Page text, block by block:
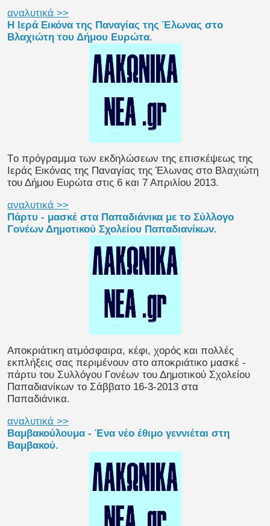
αναλυτικά >>
H Ιερά Εικόνα της Παναγίας της Έλωνας στο
Βλαχιώτη του Δήμου Ευρώτα.
Tο πρόγραμμα των εκδηλώσεων της επισκέψεως της
Iεράς Eικόνας της Παναγίας της Έλωνας στο Βλαχιώτη
του Δήμου Ευρώτα στις 6 και 7 Απριλίου 2013.
αναλυτικά >>
Πάρτυ - μασκέ στα Παπαδιάνικα με το Σύλλογο
Γονέων Δημοτικού Σχολείου Παπαδιανίκων.
Αποκριάτικη ατμόσφαιρα, κέφι, χορός και πολλές
εκπλήξεις σας περιμένουν στο αποκριάτικο μασκέ -
πάρτυ του Συλλόγου Γονέων του Δημοτικού Σχολείου
Παπαδιανίκων το Σάββατο 16-3-2013 στα
Παπαδιάνικα.
αναλυτικά >>
Βαμβακούλουμα - Ένα νέο έθιμο γεννιέται στη
Βαμβακού.